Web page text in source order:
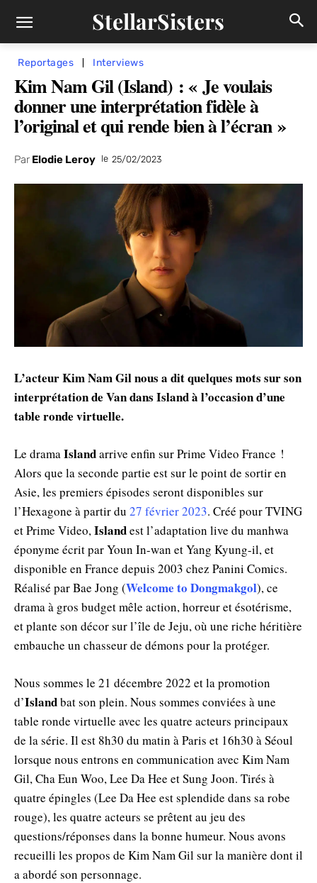
StellarSisters
Reportages Interviews
Kim Nam Gil (Island) : « Je voulais
donner une interprétation fidèle à
l’original et qui rende bien à l’écran »
Par Elodie Leroy le 25/02/2023
L’acteur Kim Nam Gil nous a dit quelques mots sur son
interprétation de Van dans Island à l’occasion d’une
table ronde virtuelle.
Le drama Islandarrive enfin sur Prime Video France !
Alors que la seconde partie est sur le point de sortir en
Asie, les premiers épisodes seront disponibles sur
l’Hexagone à partir du 27 février 2023. Créé pour TVING
et Prime Video, Islandest l’adaptation live du manhwa
éponyme écrit par Youn In-wan et Yang Kyung-il, et
disponible en France depuis 2003 chez Panini Comics.
Réalisé par Bae Jong (Welcome to Dongmakgol), ce
drama à gros budget mêle action, horreur et ésotérisme,
et plante son décor sur l’île de Jeju, où une riche héritière
embauche un chasseur de démons pour la protéger.
Nous sommes le 21 décembre 2022 et la promotion
d’Islandbat son plein. Nous sommes conviées à une
table ronde virtuelle avec les quatre acteurs principaux
de la série. Il est 8h30 du matin à Paris et 16h30 à Séoul
lorsque nous entrons en communication avec Kim Nam
Gil, Cha Eun Woo, Lee Da Hee et Sung Joon. Tirés à
quatre épingles (Lee Da Hee est splendide dans sa robe
rouge), les quatre acteurs se prêtent au jeu des
questions/réponses dans la bonne humeur. Nous avons
recueilli les propos de Kim Nam Gil sur la manière dont il
a abordé son personnage.